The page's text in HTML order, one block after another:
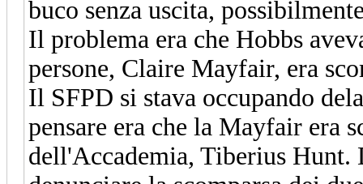
buco senza uscita,
Il problema era che Hobbs
persone, Claire Mayfair, era
Il SFPD si stava occupando
pensare era che la Mayfair era
dell'Accademia, Tiberius Hunt.